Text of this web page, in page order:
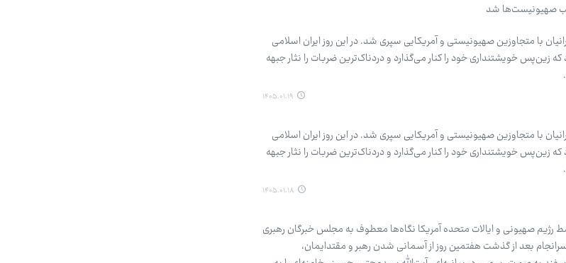
صهیونیست‌ها شد
ایرانیان با متجاوزین صهیونیستی و آمریکایی سپری شد. در این روز ایران اسلامی
زین‌پس خویشتنداری خود را کنار می‌گذارد و دردناک‌ترین ضربات را نثار جبهه
۱۴۰۵.۰۱.۱۹
ایرانیان با متجاوزین صهیونیستی و آمریکایی سپری شد. در این روز ایران اسلامی
زین‌پس خویشتنداری خود را کنار می‌گذارد و دردناک‌ترین ضربات را نثار جبهه
۱۴۰۵.۰۱.۱۸
آیت‌الله خامنه‌ای در ۹ اسفند توسط رژیم صهیونی و ایالات متحده آمریکا نگاه‌ها معطوف به مجلس خبرگان رهبری
بعد از گذشت هفتمین روز از آسمانی شدن رهبر و مقتدایمان،